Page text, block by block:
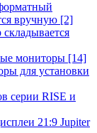
вручную [2]
мониторы [14]
для установки
серии RISE и
21:9 Jupiter